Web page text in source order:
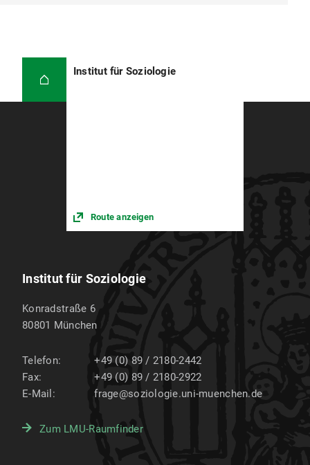
Institut für Soziologie
Route anzeigen
Institut für Soziologie
Konradstraße 6
80801 München
Telefon:
+49 (0) 89 / 2180-2442
Fax:
+49 (0) 89 / 2180-2922
E-Mail:
frage@soziologie.uni-muenchen.de
Zum LMU-Raumfinder